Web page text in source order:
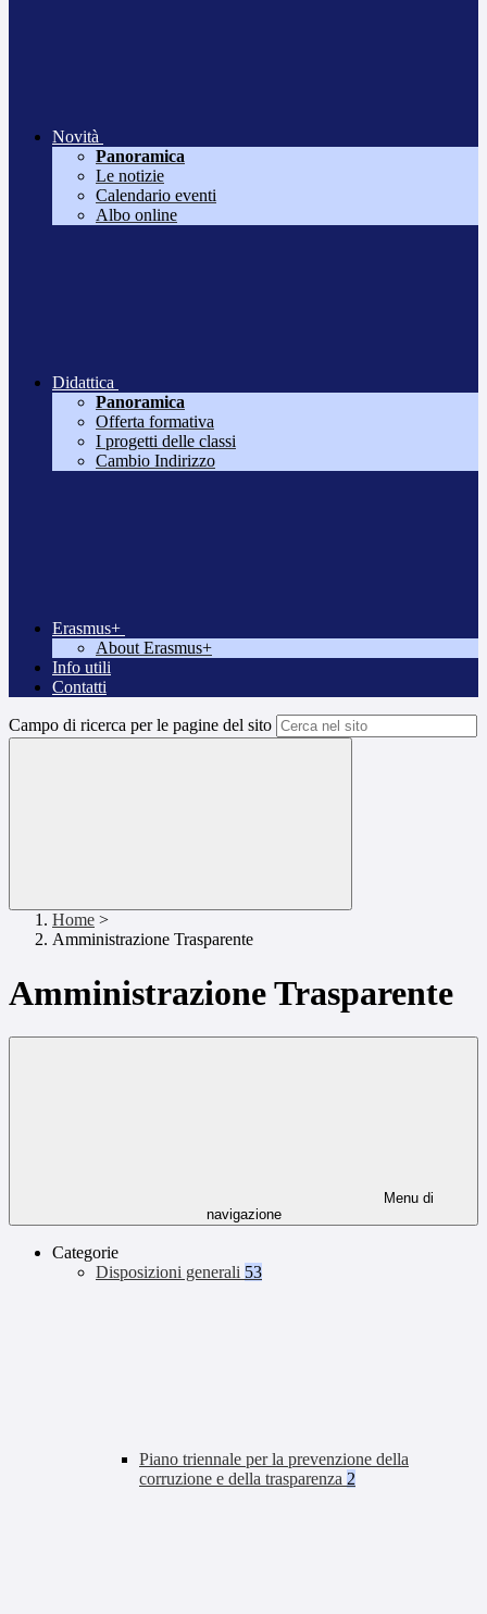
Novità
Panoramica
Le notizie
Calendario eventi
Albo online
Didattica
Panoramica
Offerta formativa
I progetti delle classi
Cambio Indirizzo
Erasmus+
About Erasmus+
Info utili
Contatti
Campo di ricerca per le pagine del sito
Home >
Amministrazione Trasparente
Amministrazione Trasparente
Menu di
navigazione
Categorie
Disposizioni generali 53
Piano triennale per la prevenzione della
corruzione e della trasparenza 2